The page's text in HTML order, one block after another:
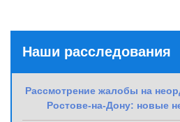
Наши расследования
Рассмотрение жалобы на
Ростове-на-Дону: новые